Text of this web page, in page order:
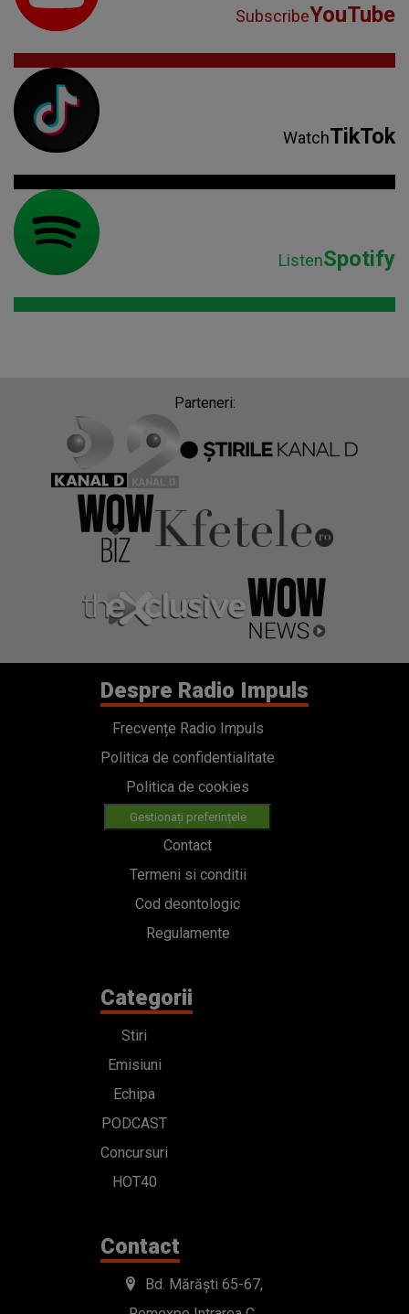
SubscribeYouTube
WatchTikTok
ListenSpotify
Parteneri:
Despre Radio Impuls
Frecvențe Radio Impuls
Politica de confidentialitate
Politica de cookies
Gestionați preferințele
Contact
Termeni si conditii
Cod deontologic
Regulamente
Categorii
Stiri
Emisiuni
Echipa
PODCAST
Concursuri
HOT40
Contact
Bd. Mărăști 65-67,